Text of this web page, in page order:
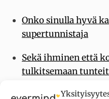
Onko sinulla hyvä
supertunnistaja
Sekä ihminen että
tulkitsemaan